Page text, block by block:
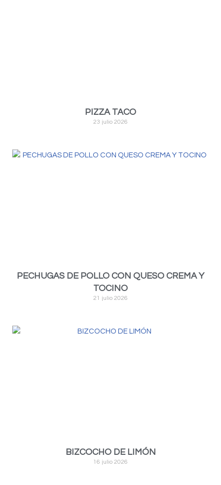
PIZZA TACO
23 julio 2026
PECHUGAS DE POLLO CON QUESO CREMA Y
TOCINO
21 julio 2026
BIZCOCHO DE LIMÓN
16 julio 2026